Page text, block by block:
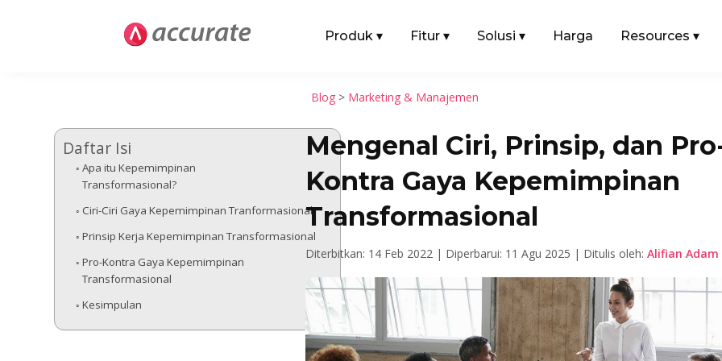
Produk ▾ Fitur ▾ Solusi ▾ Harga Resources ▾
Blog > Marketing & Manajemen
Daftar Isi
Apa itu Kepemimpinan
Transformasional?
Ciri-Ciri Gaya Kepemimpinan Tranformasional
Prinsip Kerja Kepemimpinan Transformasional
Pro-Kontra Gaya Kepemimpinan
Transformasional
Kesimpulan
Mengenal Ciri, Prinsip, dan
Kontra Gaya Kepemimpinan
Transformasional
Diterbitkan: 14 Feb 2022 | Diperbarui: 11 Agu 2025 | Ditulis oleh: Alifian Adam